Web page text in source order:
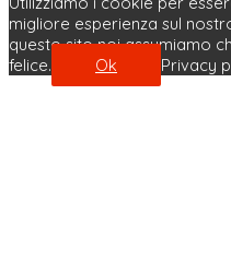
migliore esperienza sul
questo sito noi assumiamo
felice.
Ok Privacy